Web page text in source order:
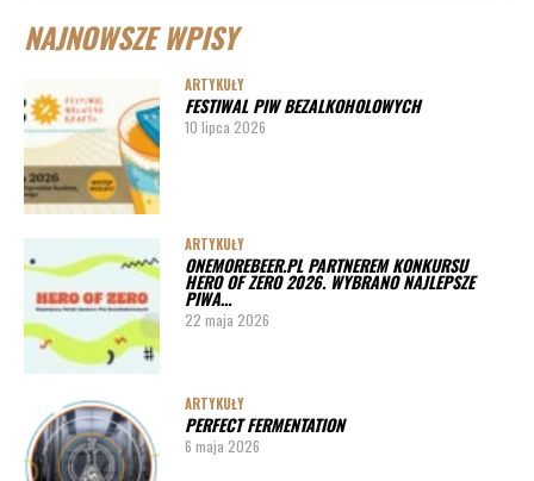
ARTYKUŁY
ARTYKUŁY
Lista imprez i festiwali piwnych 2020 – miasta
ARTYKUŁY
Pędy chmielu – danie ekskluzywne
PORADY
Jak działa instalacja do wyszynku piwa w barze
NAJNOWSZE WPISY
ARTYKUŁY
FESTIWAL PIW BEZALKOHOLOWYCH
10 lipca 2026
ARTYKUŁY
ONEMOREBEER.PL PARTNEREM KONKURSU
HERO OF ZERO 2026. WYBRANO NAJLEPSZE
PIWA…
22 maja 2026
ARTYKUŁY
PERFECT FERMENTATION
6 maja 2026